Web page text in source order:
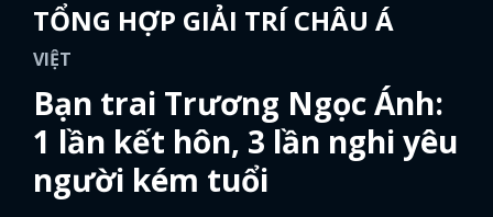
TỔNG HỢP GIẢI TRÍ CHÂU Á
VIỆT
Bạn trai Trương Ngọc Ánh:
1 lần kết hôn, 3 lần nghi yêu
người kém tuổi